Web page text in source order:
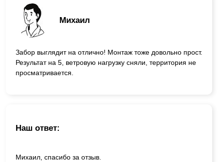
Михаил
Забор выглядит на отлично! Монтаж тоже довольно прост.
Результат на 5, ветровую нагрузку сняли, территория не
просматривается.
Наш ответ:
Михаил, спасибо за отзыв.